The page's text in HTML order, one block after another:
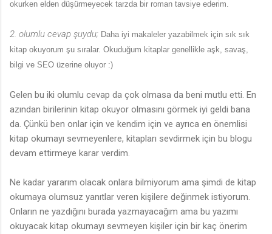
okurken elden düşürmeyecek tarzda bir roman tavsiye ederim.
2. olumlu cevap şuydu; Daha iyi makaleler yazabilmek için sık sık
kitap okuyorum şu sıralar. Okuduğum kitaplar genellikle aşk, savaş,
bilgi ve SEO üzerine oluyor :)
Gelen bu iki olumlu cevap da çok olmasa da beni mutlu etti. En
azından birilerinin kitap okuyor olmasını görmek iyi geldi bana
da. Çünkü ben onlar için ve kendim için ve ayrıca en önemlisi
kitap okumayı sevmeyenlere, kitapları sevdirmek için bu blogu
devam ettirmeye karar verdim.
Ne kadar yararım olacak onlara bilmiyorum ama şimdi de kitap
okumaya olumsuz yanıtlar veren kişilere değinmek istiyorum.
Onların ne yazdığını burada yazmayacağım ama bu yazımı
okuyacak kitap okumayı sevmeyen kişiler için bir kaç önerim